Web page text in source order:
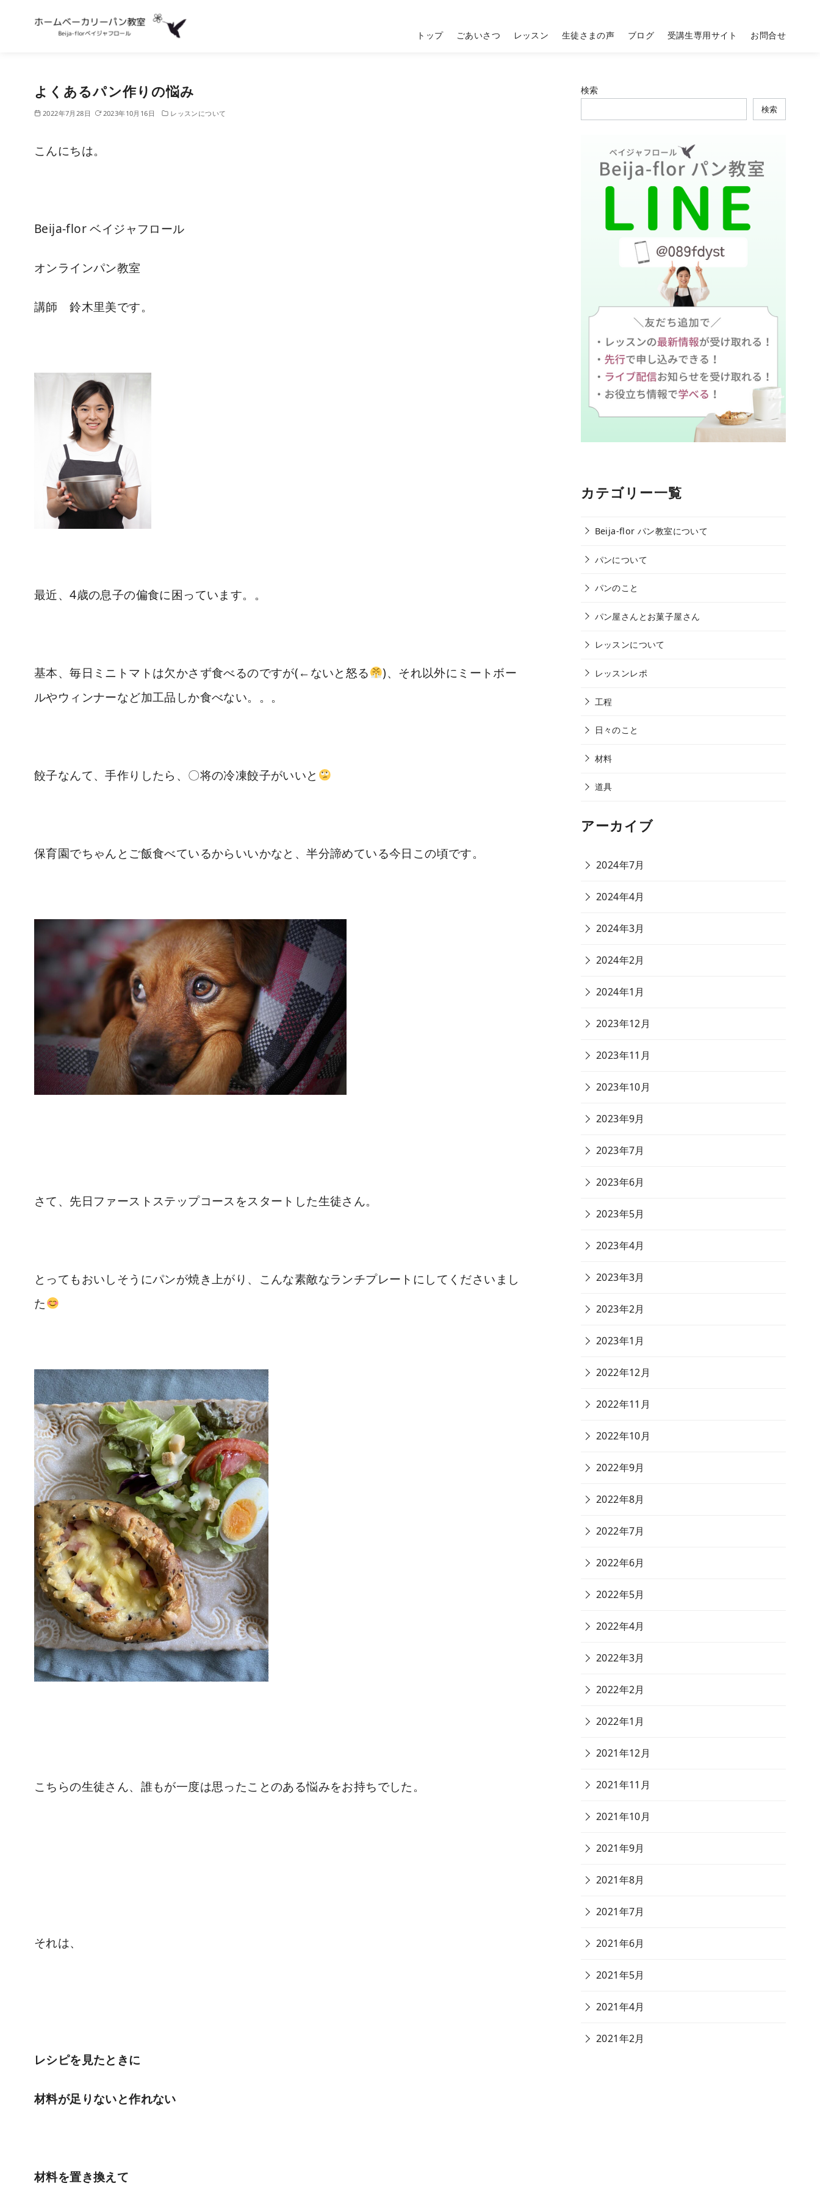
トップ ごあいさつ レッスン 生徒さまの声 ブログ 受講生専用サイト お問合せ
よくあるパン作りの悩み
2022年7月28日 2023年10月16日 レッスンについて
こんにちは。
Beija-flor ベイジャフロール
オンラインパン教室
講師 鈴木里美です。
最近、4歳の息子の偏食に困っています。。
基本、毎日ミニトマトは欠かさず食べるのですが(←ないと怒る
)、それ以外にミートボー
ルやウィンナーなど加工品しか食べない。。。
餃子なんて、手作りしたら、〇将の冷凍餃子がいいと
保育園でちゃんとご飯食べているからいいかなと、半分諦めている今日この頃です。
さて、先日ファーストステップコースをスタートした生徒さん。
とってもおいしそうにパンが焼き上がり、こんな素敵なランチプレートにしてくださいまし
た
こちらの生徒さん、誰もが一度は思ったことのある悩みをお持ちでした。
それは、
レシピを見たときに
材料が足りないと作れない
材料を置き換えて
検索
検索
カテゴリー一覧
Beija-flor パン教室について
パンについて
パンのこと
パン屋さんとお菓子屋さん
レッスンについて
レッスンレポ
工程
日々のこと
材料
道具
アーカイブ
2024年7月
2024年4月
2024年3月
2024年2月
2024年1月
2023年12月
2023年11月
2023年10月
2023年9月
2023年7月
2023年6月
2023年5月
2023年4月
2023年3月
2023年2月
2023年1月
2022年12月
2022年11月
2022年10月
2022年9月
2022年8月
2022年7月
2022年6月
2022年5月
2022年4月
2022年3月
2022年2月
2022年1月
2021年12月
2021年11月
2021年10月
2021年9月
2021年8月
2021年7月
2021年6月
2021年5月
2021年4月
2021年2月